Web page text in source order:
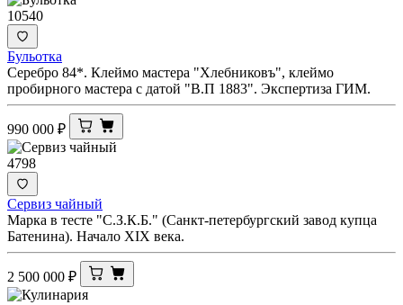
10540
Бульотка
Серебро 84*. Клеймо мастера "Хлебниковъ", клеймо
пробирного мастера с датой "В.П 1883". Экспертиза ГИМ.
990 000 ₽
4798
Сервиз чайный
Марка в тесте "С.З.К.Б." (Санкт-петербургский завод купца
Батенина). Начало XIX века.
2 500 000 ₽